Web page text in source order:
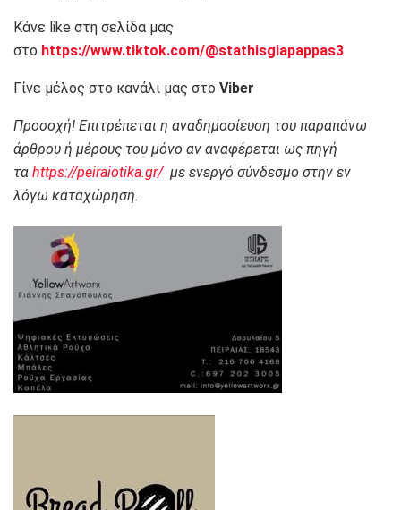
Κάνε like στη σελίδα μας
στο https://www.tiktok.com/@stathisgiapappas3
Γίνε μέλος στο κανάλι μας στο Viber
Προσοχή! Επιτρέπεται η αναδημοσίευση του παραπάνω
άρθρου ή μέρους του μόνο αν αναφέρεται ως πηγή
τα https://peiraiotika.gr/με ενεργό σύνδεσμο στην εν
λόγω καταχώρηση.